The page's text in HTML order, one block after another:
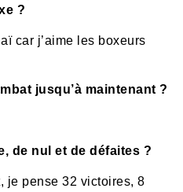
?
car j’aime les boxeurs
jusqu’à maintenant ?
de nul et de défaites ?
je pense 32 victoires, 8